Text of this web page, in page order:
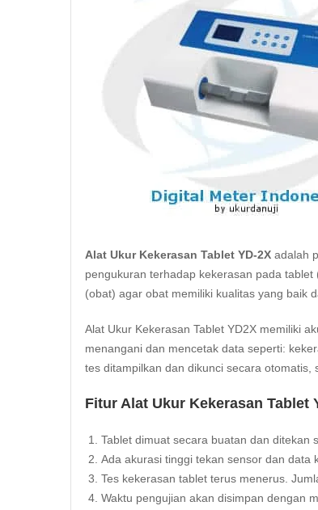
Alat Ukur Kekerasan Tablet YD-2X adalah
pengukuran terhadap kekerasan pada
(obat) agar obat memiliki kualitas yang baik
Alat Ukur Kekerasan Tablet YD2X memiliki
menangani dan mencetak data seperti:
tes ditampilkan dan dikunci secara otomatis,
Fitur Alat Ukur Kekerasan Tablet
Tablet dimuat secara buatan dan ditekan
Ada akurasi tinggi tekan sensor dan data
Tes kekerasan tablet terus menerus.
Waktu pengujian akan disimpan dengan